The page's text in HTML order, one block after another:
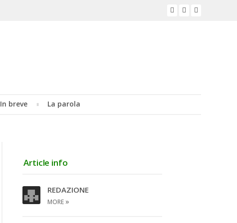
In breve La parola
Article info
REDAZIONE
MORE »